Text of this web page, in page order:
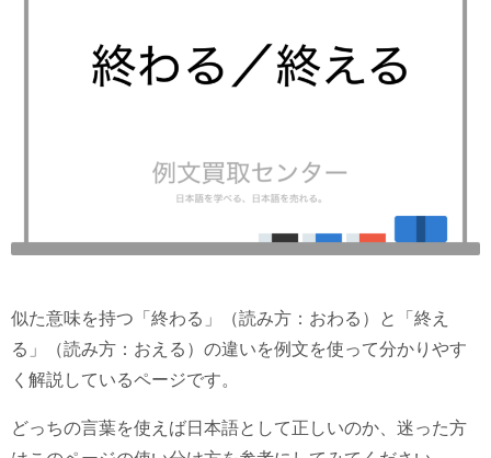
似た意味を持つ「終わる」（読み方：おわる）と「終え
る」（読み方：おえる）の違いを例文を使って分かりやす
く解説しているページです。
どっちの言葉を使えば日本語として正しいのか、迷った方